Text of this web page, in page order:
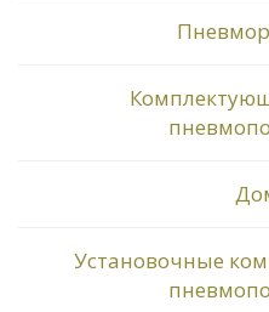
Установочные